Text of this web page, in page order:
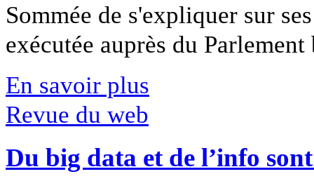
Sommée de s'expliquer sur
exécutée auprès du
En savoir plus
Revue du web
Du big data et de l’info